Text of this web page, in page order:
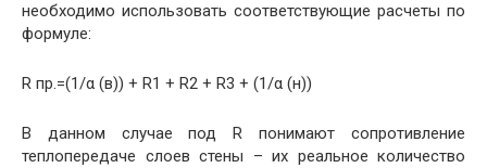
необходимо использовать соответствующие расчеты по
формуле:
R пр.=(1/α (в)) + R1 + R2 + R3 + (1/α (н))
В данном случае под R понимают сопротивление
теплопередаче слоев стены – их реальное количество